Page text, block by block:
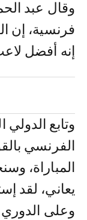
وقال عبد
فرنسية، إن
إنه أفضل
وتابع الدولي
الفرنسي
المباراة،
يعاني، لقد
وعلى الدوري